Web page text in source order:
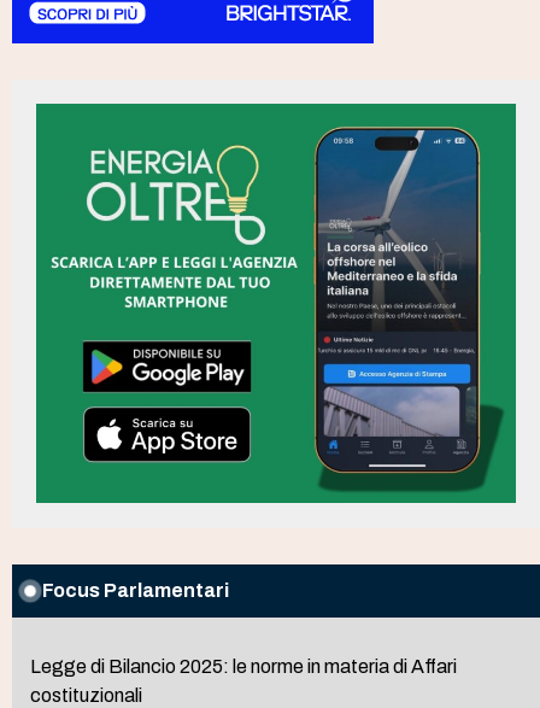
Focus Parlamentari
Legge di Bilancio 2025: le norme in materia di Affari
costituzionali